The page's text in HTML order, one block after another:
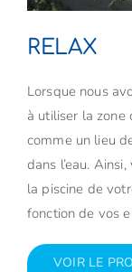
RELAX
Lorsque nous
à utiliser la zone
comme un lieu
dans l’eau.
la piscine de
fonction de vos
VOIR LE